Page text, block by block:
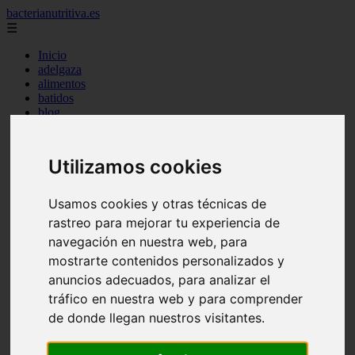
Utilizamos cookies
Usamos cookies y otras técnicas de
rastreo para mejorar tu experiencia de
navegación en nuestra web, para
mostrarte contenidos personalizados y
anuncios adecuados, para analizar el
tráfico en nuestra web y para comprender
de donde llegan nuestros visitantes.
bacterianutritiva.es
☰
Inicio
adelgaza
alimentos
batidos
blog
cuantos
dormir
ejercicio
engorda
es_es
hierro
magnesio
mejor
mujer
queso
secundarios